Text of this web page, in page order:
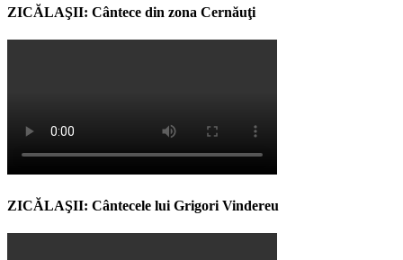
ZICĂLAŞII: Cântece din zona Cernăuţi
ZICĂLAŞII: Cântecele lui Grigori Vindereu